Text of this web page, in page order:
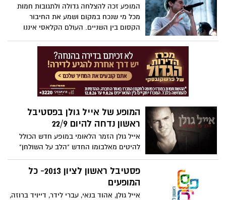
בעיבודים חדשים, לצד שירים מוכרים שלא
ביצע תקופה ארוכה.
המופע זכה להצלחה גדולה ולתגובות חמות
מכל מי שנכח במקום ושמע את החיבור
הקסום בין השניים. העולם הקלאסי איננו
כגון: באך, בטהובן, שוברט, מוצרט, דביסי,
ברהמס וכשהחל ללמוד פסנתר ביצע יצירות
שלהם ולכן החיבור לתזמורת המהפכה הינו
טבעי.
המופע של אייל גולן בפסטיבל
ראשון נדחה להיום 22/9
אייל גולן הזמר הלאומי במופע חדש הכולל
להיטים מאלבומו החדש "הלב על השולחן"
ולהיטים מכל הזמנים. המופע החדש להיטים
מאלבומו "הלב על השולחן" שהגיע למעמד
פלטינה משולשת תוך חודשיים ימים בלבד
פסטיבל ראשון לציון 2013- כל
המופעים
אייל גולן, אהוד בנאי, עברי לידר, דייויד ברוזה,